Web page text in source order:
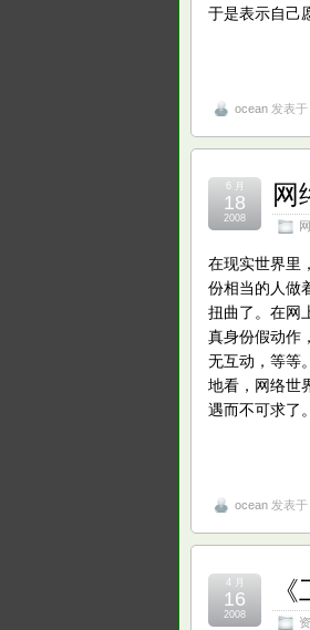
于是表示自己
ocean 发表
网
6 月
18
2008
在现实世界里
份相当的人做
扭曲了。在网
真身份假动作
无互动，等等
地看，网络世
遇而不可求了。
ocean 发表
4 月
16
2008